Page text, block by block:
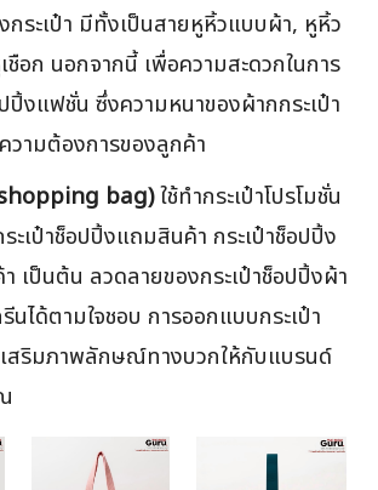
ระเป๋า มีทั้งเป็นสายหูหิ้วแบบผ้า, หูหิ้ว
เชือก นอกจากนี้ เพื่อความสะดวกในการ
ปปิ้งแฟชั่น ซึ่งความหนาของผ้ากกระเป๋า
ามต้องการของลูกค้า
bag)ใช้ทำกระเป๋าโปรโมชั่น
ะเป๋าช็อปปิ้งแถมสินค้า กระเป๋าช็อปปิ้ง
เป็นต้น ลวดลายของกระเป๋าช็อปปิ้งผ้า
ได้ตามใจชอบ การออกแบบกระเป๋า
สริมภาพลักษณ์ทางบวกให้กับแบรนด์